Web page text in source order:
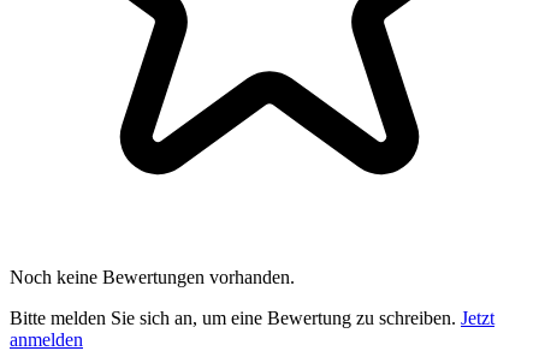
Noch keine Bewertungen vorhanden.
Bitte melden Sie sich an, um eine Bewertung zu schreiben. Jetzt
anmelden